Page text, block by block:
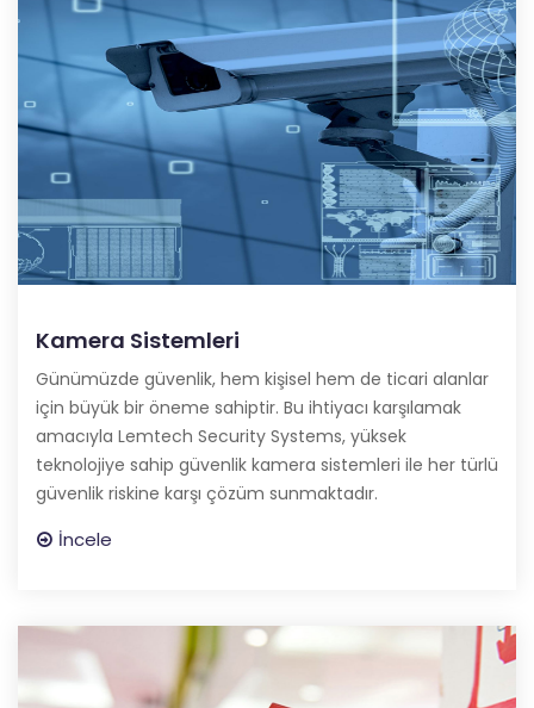
Kamera Sistemleri
Günümüzde güvenlik, hem kişisel hem de ticari alanlar
için büyük bir öneme sahiptir. Bu ihtiyacı karşılamak
amacıyla Lemtech Security Systems, yüksek
teknolojiye sahip güvenlik kamera sistemleri ile her türlü
güvenlik riskine karşı çözüm sunmaktadır.
İncele